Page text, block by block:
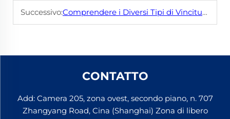
Successivo:Comprendere i Diversi Tipi di Vinciture per Ferrovie Convenzionali
CONTATTO
Add: Camera 205, zona ovest, secondo piano, n. 707
Zhangyang Road, Cina (Shanghai) Zona di libero